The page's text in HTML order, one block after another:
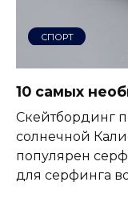
СПОРТ
10 самых
Скейтбординг
солнечной
популярен
для серфинга